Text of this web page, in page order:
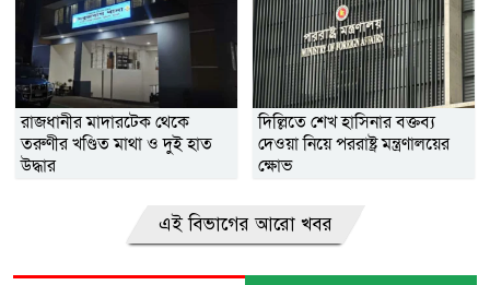
রাজধানীর মাদারটেক থেকে
তরুণীর খণ্ডিত মাথা ও দুই হাত
উদ্ধার
দিল্লিতে শেখ হাসিনার বক্তব্য
দেওয়া নিয়ে পররাষ্ট্র মন্ত্রণালয়ের
ক্ষোভ
এই বিভাগের আরো খবর